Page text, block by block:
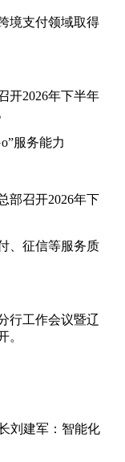
境支付领域取得
开2026年下半年
服务能力
部召开2026年下
、征信等服务质
行工作会议暨辽
。
刘建军：智能化